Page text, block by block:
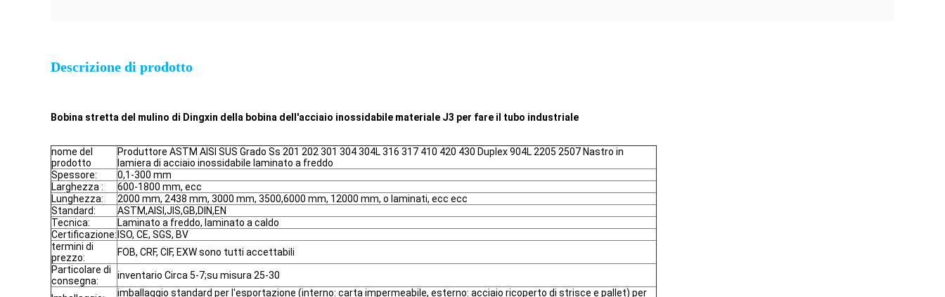
Descrizione di prodotto
Bobina stretta del mulino di Dingxin della bobina dell'acciaio inossidabile materiale J3 per fare il tubo industriale
nome del
prodotto
Produttore ASTM AISI SUS Grado Ss 201 202 301 304 304L 316 317 410 420 430 Duplex 904L 2205 2507 Nastro in
lamiera di acciaio inossidabile laminato a freddo
Spessore:
0,1-300 mm
Larghezza :
600-1800 mm, ecc
Lunghezza:
2000 mm, 2438 mm, 3000 mm, 3500,6000 mm, 12000 mm, o laminati, ecc ecc
Standard:
ASTM,AISI,JIS,GB,DIN,EN
Tecnica:
Laminato a freddo, laminato a caldo
Certificazione: ISO, CE, SGS, BV
termini di
prezzo:
FOB, CRF, CIF, EXW sono tutti accettabili
Particolare di
consegna:
inventario Circa 5-7;su misura 25-30
imballaggio standard per l'esportazione (interno: carta impermeabile, esterno: acciaio ricoperto di strisce e pallet) per